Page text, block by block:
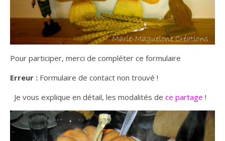
Pour participer, merci de compléter ce formulaire
Erreur : Formulaire de contact non trouvé !
Je vous explique en détail, les modalités de ce partage !